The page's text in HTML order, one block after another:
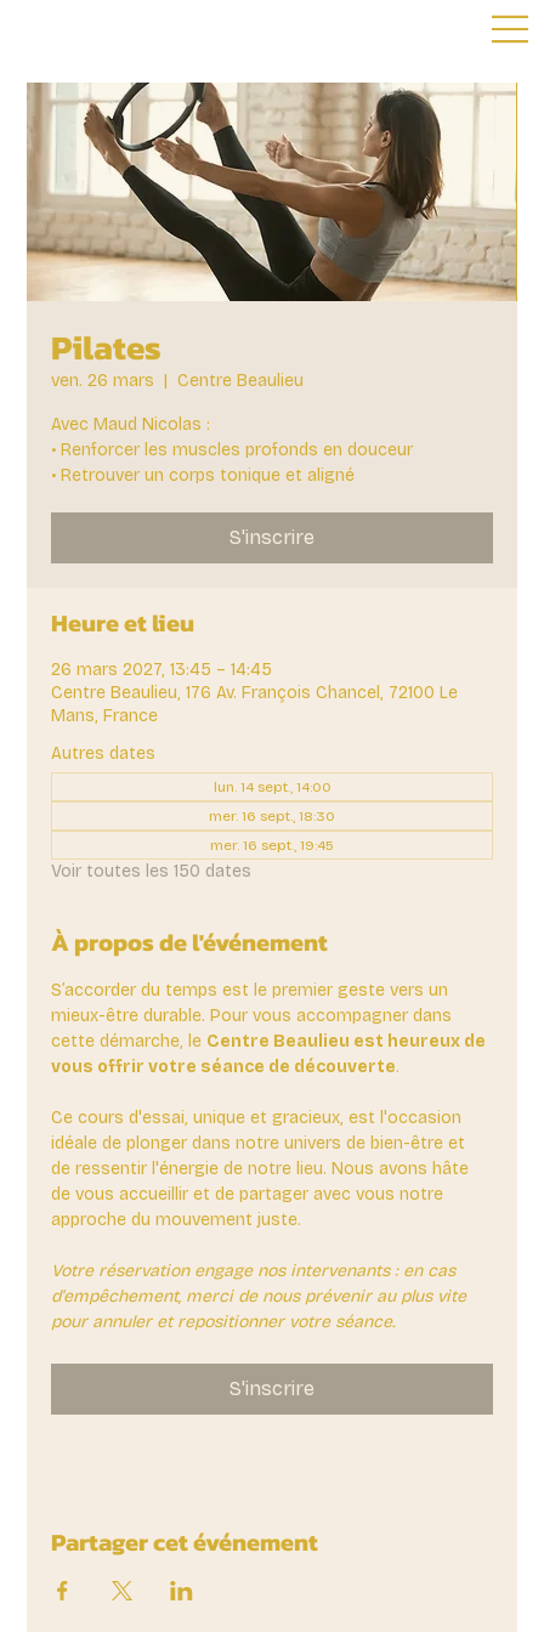
Pilates
ven. 26 mars
  |
Centre Beaulieu
Avec Maud Nicolas :
• Renforcer les muscles profonds en douceur
• Retrouver un corps tonique et aligné
S'inscrire
Heure et lieu
26 mars 2027, 13:45 – 14:45
Centre Beaulieu, 176 Av. François Chancel, 72100 Le
Mans, France
Autres dates
lun. 14 sept., 14:00
mer. 16 sept., 18:30
mer. 16 sept., 19:45
Voir toutes les 150 dates
À propos de l'événement
S’accorder du temps est le premier geste vers un
mieux-être durable. Pour vous accompagner dans
cette démarche, le Centre Beaulieu est heureux de
vous offrir votre séance de découverte.
Ce cours d'essai, unique et gracieux, est l'occasion
idéale de plonger dans notre univers de bien-être et
de ressentir l'énergie de notre lieu. Nous avons hâte
de vous accueillir et de partager avec vous notre
approche du mouvement juste.
Votre réservation engage nos intervenants : en cas
d'empêchement, merci de nous prévenir au plus vite
pour annuler et repositionner votre séance.
S'inscrire
Partager cet événement